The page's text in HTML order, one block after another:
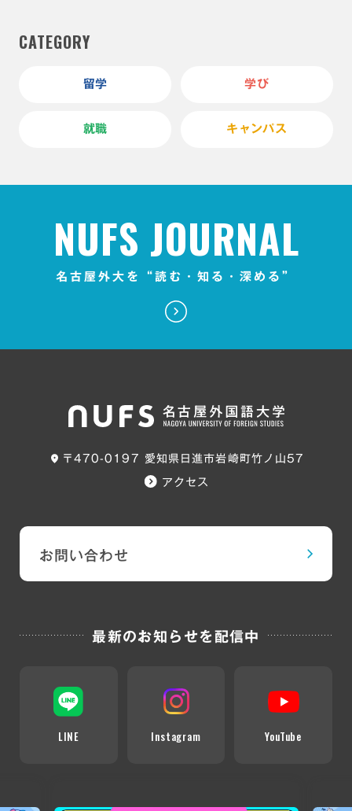
CATEGORY
留学 学び
就職 キャンパス
NUFS JOURNAL
名古屋外大を“読む・知る・深める”
〒470-0197 愛知県日進市岩崎町竹ノ山57
アクセス
お問い合わせ
最新のお知らせを配信中
LINE Instagram YouTube